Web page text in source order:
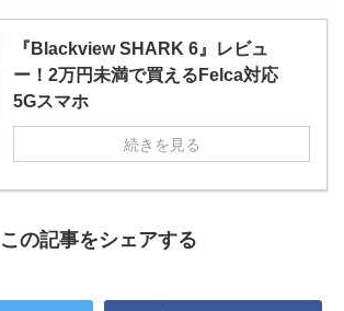
『Blackview SHARK 6』レビュ
ー！2万円未満で買えるFelca対応
5Gスマホ
続きを見る
この記事をシェアする